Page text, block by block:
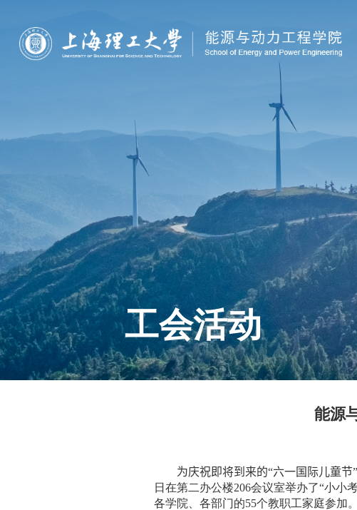
工会活动
能源
为庆祝即将到来的“六一国际儿童节”
日在第二办公楼206会议室举办了“小小
各学院、各部门的55个教职工家庭参加。